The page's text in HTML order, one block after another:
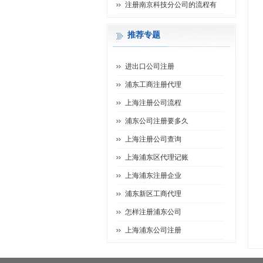
注册南京科技分公司的流程有
推荐专题
进出口公司注册
浦东工商注册代理
上海注册公司流程
浦东公司注册要多久
上海注册公司查询
上海浦东区代理记账
上海浦东注册企业
浦东新区工商代理
怎样注册浦东公司
上海浦东公司注册